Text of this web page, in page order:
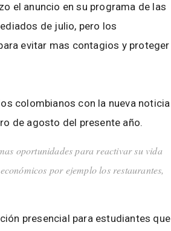
el anuncio en su programa de las
de julio, pero los
evitar mas contagios y proteger
colombianos con la nueva noticia
de agosto del presente año.
oportunidades para reactivar su vida
por ejemplo los restaurantes,
presencial para estudiantes que